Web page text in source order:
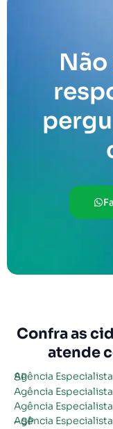
Confra as
atende
Agência Especialista na Criação de Site em Adamantina – SP
Agência
Agência
Agência Especialista na Criação de Site em Águas da Prata – SP